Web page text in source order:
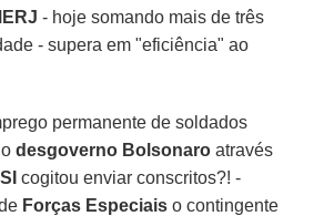
- hoje somando mais de três
- supera em "eficiência" ao
permanente de soldados
odesgoverno Bolsonaro através
cogitou enviar conscritos?! -
Forças Especiais o contingente